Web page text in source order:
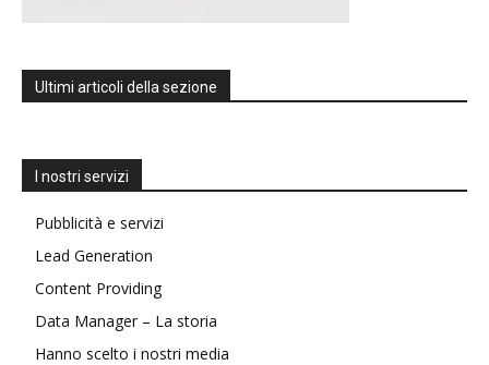
Ultimi articoli della sezione
I nostri servizi
Pubblicità e servizi
Lead Generation
Content Providing
Data Manager – La storia
Hanno scelto i nostri media